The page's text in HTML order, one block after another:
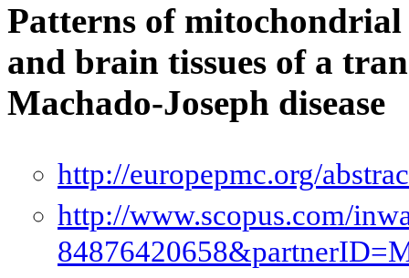
Patterns of
and brain tissues of a
Machado-Joseph disease
http://europepmc.org/
http://www.scopus.com/